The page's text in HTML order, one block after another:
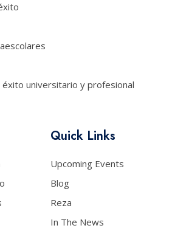
éxito universitario y profesional
Quick Links
Upcoming Events
Blog
Reza
In The News